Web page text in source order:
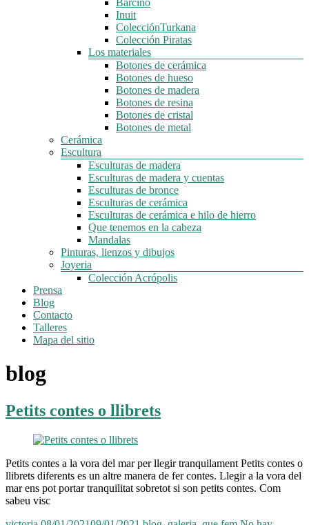
Inuit
ColecciónTurkana
Colección Piratas
Los materiales
Botones de cerámica
Botones de hueso
Botones de madera
Botones de resina
Botones de cristal
Botones de metal
Cerámica
Escultura
Esculturas de madera
Esculturas de madera y cuentas
Esculturas de bronce
Esculturas de cerámica
Esculturas de cerámica e hilo de hierro
Que tenemos en la cabeza
Mandalas
Pinturas, lienzos y dibujos
Joyeria
Colección Acrópolis
Prensa
Blog
Contacto
Talleres
Mapa del sitio
blog
Petits contes o llibrets
Petits contes a la vora del mar per llegir tranquilament Petits contes o
llibrets diferents es un altre manera de fer contes. Llegir a la vora del
mar ens pot portar tranquilitat sobretot si son petits contes. Com
sabeu visc